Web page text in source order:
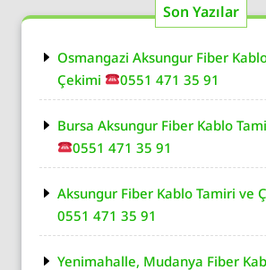
Son Yazılar
Osmangazi Aksungur Fiber
Çekimi
0551 471 35 91
Bursa Aksungur Fiber Kablo
0551 471 35 91
Aksungur Fiber Kablo Tamiri ve
0551 471 35 91
Yenimahalle, Mudanya Fiber